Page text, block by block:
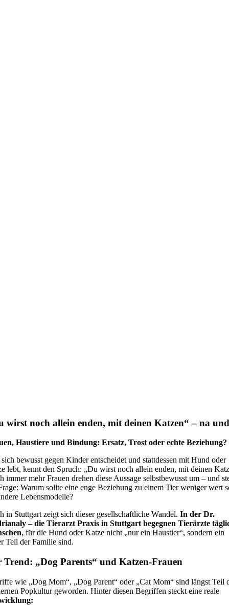
wirst noch allein enden, mit deinen Katzen“ – na
Haustiere und Bindung: Ersatz, Trost oder echte Beziehung?
bewusst gegen Kinder entscheidet und stattdessen mit Hund oder
lebt, kennt den Spruch: „Du wirst noch allein enden, mit deinen
immer mehr Frauen drehen diese Aussage selbstbewusst um – und
Warum sollte eine enge Beziehung zu einem Tier weniger wert
Lebensmodelle?
in Stuttgart zeigt sich dieser gesellschaftliche Wandel. In der Dr.
– die Tierarzt Praxis in Stuttgart begegnen Tierärzte
, für die Hund oder Katze nicht „nur ein Haustier“, sondern ein
Teil der Familie sind.
Trend: „Dog Parents“ und Katzen-Frauen
wie „Dog Mom“, „Dog Parent“ oder „Cat Mom“ sind längst Teil
Popkultur geworden. Hinter diesen Begriffen steckt eine reale